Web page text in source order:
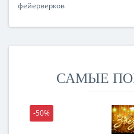
фейерверков
САМЫЕ
-50%